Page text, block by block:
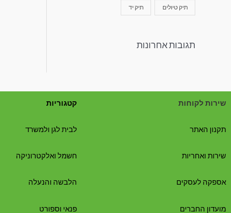
תיק טיולים תיק יד
תגובות אחרונות
שירות לקוחות
תקנון האתר
שירות ואחריות
אספקה לעסקים
מועדון החברים
קטגוריות
לבית לגן ולמשרד
חשמל ואלקטרוניקה
הלבשה והנעלה
פנאי וספורט